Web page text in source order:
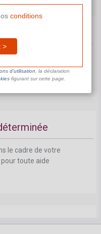
le cadre de votre
pour toute aide
le cadre de votre
pour toute aide
nettement
conditions
>
d’utilisation , la déclaration
figurant sur cette page.